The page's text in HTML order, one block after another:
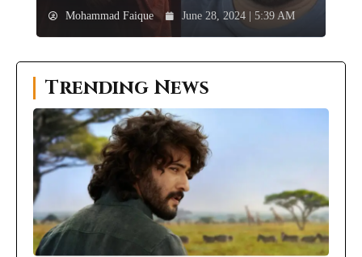
Mohammad Faique June 28, 2024 | 5:39 AM
Trending News